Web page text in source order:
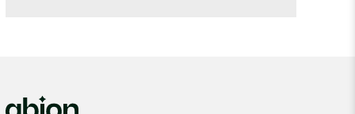
långsiktiga stabilitet negativt.